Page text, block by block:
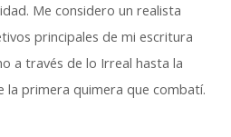
Me considero un realista
principales de mi escritura
a través de lo Irreal hasta la
la primera quimera que combatí.